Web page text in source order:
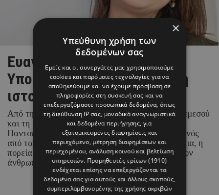
Ευανθία Τσολάκη: Η νέα
Υπουργός Μεταφορών και η
ιστορία της αναδοχής
Από την κοινωνική δράση στους δρόμους της Λεμεσού
και τη δημιουργία του πρώτου Κοινωνικού
Παντοπωλείου της Κύπρου μέχρι την ανάληψη ενός
από τα πιο απαιτητικά κυβερνητικά χαρτοφυλάκια, η
πορεία της νέας Υπουργού έχει στο επίκεντρο τον
άνθρωπο.
05 ΑΥΓΟΥΣΤΟΥ 26 - 15:14
×
Υπεύθυνη χρήση των
δεδομένων σας
Εμείς και οι συνεργάτες μας χρησιμοποιούμε
cookies και παρόμοιες τεχνολογίες για να
αποθηκεύουμε και να έχουμε πρόσβαση σε
πληροφορίες στη συσκευή σας και να
επεξεργαζόμαστε προσωπικά δεδομένα, όπως
τη διεύθυνση IP σας, μοναδικά αναγνωριστικά
και δεδομένα περιήγησης, για
εξατομικευμένες διαφημίσεις και
περιεχόμενο, μέτρηση διαφημίσεων και
περιεχομένου, ανάλυση κοινού και βελτίωση
υπηρεσιών. Προμηθευτές τρίτων (1910)
ενδέχεται επίσης να επεξεργάζονται τα
δεδομένα σας για αυτούς και άλλους σκοπούς,
συμπεριλαμβανομένης της χρήσης ακριβών